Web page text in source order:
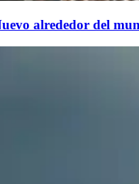
alrededor del